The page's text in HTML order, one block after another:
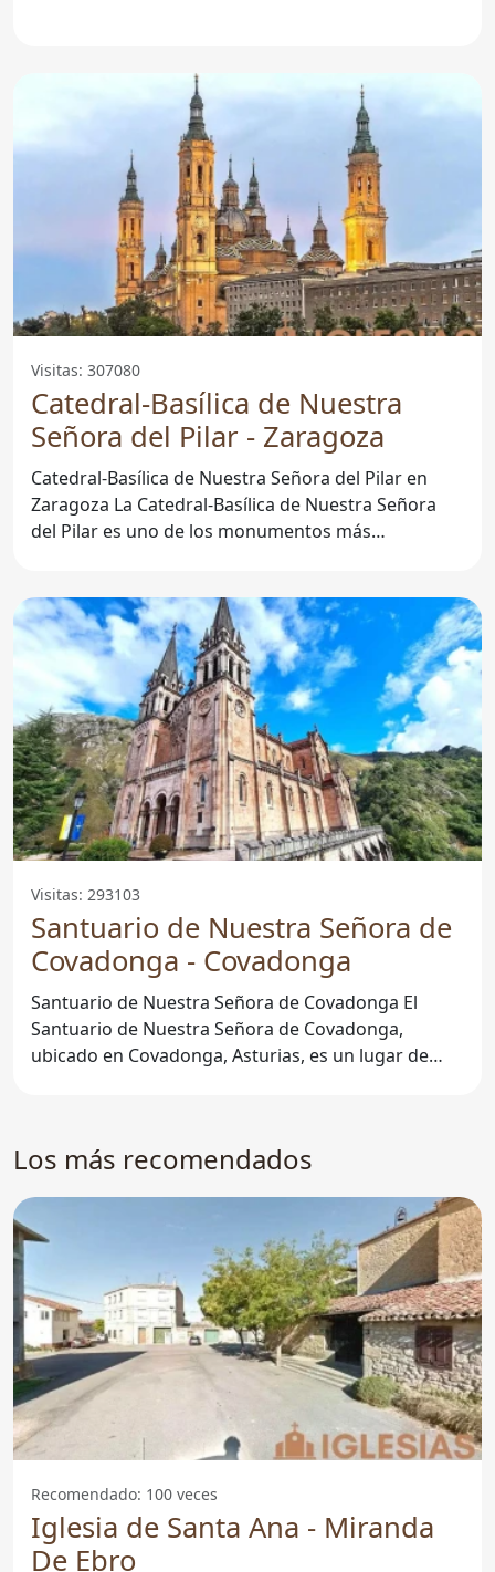
Visitas: 307080
Catedral-Basílica de Nuestra
Señora del Pilar - Zaragoza
Catedral-Basílica de Nuestra Señora del Pilar en
Zaragoza La Catedral-Basílica de Nuestra Señora
del Pilar es uno de los monumentos más
Visitas: 293103
Santuario de Nuestra Señora de
Covadonga - Covadonga
Santuario de Nuestra Señora de Covadonga El
Santuario de Nuestra Señora de Covadonga,
ubicado en Covadonga, Asturias, es un lugar de
Los más recomendados
Recomendado: 100 veces
Iglesia de Santa Ana - Miranda
De Ebro